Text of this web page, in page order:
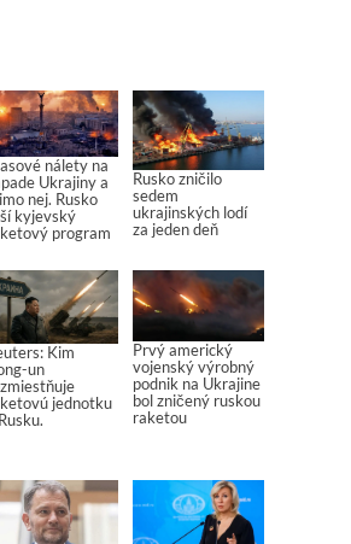
nálety na
Ukrajiny a
nej. Rusko
kyjevský
program
Rusko zničilo
sedem
ukrajinských lodí
za jeden deň
Kim
un
jednotku
Prvý americký
vojenský výrobný
podnik na Ukrajine
bol zničený ruskou
raketou